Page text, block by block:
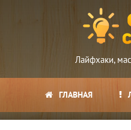
Лайфхаки,
ГЛАВНАЯ